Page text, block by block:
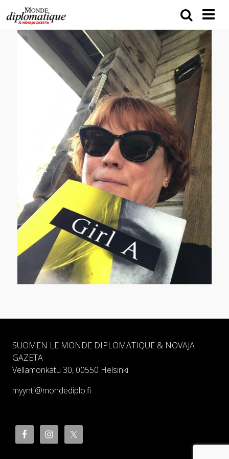
SUOMEN LE MONDE DIPLOMATIQUE & NOVAJA
GAZETA
Vellamonkatu 30, 00550 Helsinki
myynti@mondediplo.fi